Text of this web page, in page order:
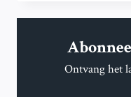
ZICH
BIJ
Ontvang het